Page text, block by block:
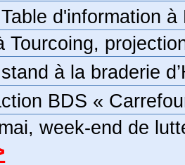
d'information à
Tourcoing,
à la braderie
BDS «
week-end de